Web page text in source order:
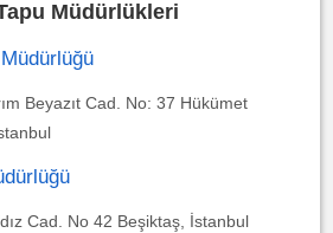
Müdürlükleri
Beyazıt Cad. No: 37 Hükümet
Cad. No 42 Beşiktaş, İstanbul